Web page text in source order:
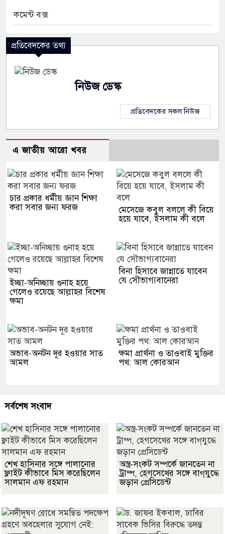
কমেন্ট বক্স
প্রতিবেদকের তথ্য
নিউজ ডেস্ক
প্রতিবেদকের সকল নিউজ
এ জাতীয় আরো খবর
চার প্রকার ধর্মীয় জ্ঞান শিক্ষা
করা সবার জন্য ফরজ
মেসেজে কবুল বললে কী বিয়ে
হয়ে যাবে, ইসলাম কী বলে
ইচ্ছা-অনিচ্ছায় গুনাহ হয়ে
গেলেও রয়েছে আল্লাহর বিশেষ
ক্ষমা
বিনা হিসাবে জান্নাতে যাবেন
যে সৌভাগ্যবানেরা
অভাব-অনটন দূর হওয়ার সাত
আমল
ক্ষমা প্রার্থনা ও তাওবাই মুক্তির
পথ: আল কোরআন
সর্বশেষ সংবাদ
শেখ হাসিনার সঙ্গে পালানোর
ফ্লাইট কীভাবে মিস করেছিলেন
সালমান এফ রহমান
অস্ত্র-সংকট সম্পর্কে জানতেন না
ট্রাম্প, হেগসেথের সঙ্গে বাগ্‌যুদ্ধে
জড়ান প্রেসিডেন্ট